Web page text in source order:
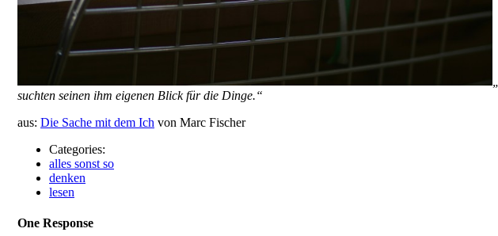
suchten seinen ihm eigenen Blick für die Dinge.“
aus: Die Sache mit dem Ich von Marc Fischer
Categories:
alles sonst so
denken
lesen
One Response